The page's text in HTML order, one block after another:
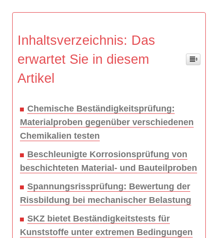
Inhaltsverzeichnis: Das
erwartet Sie in diesem
Artikel
Chemische Beständigkeitsprüfung:
Materialproben gegenüber verschiedenen
Chemikalien testen
Beschleunigte Korrosionsprüfung von
beschichteten Material- und Bauteilproben
Spannungsrissprüfung: Bewertung der
Rissbildung bei mechanischer Belastung
SKZ bietet Beständigkeitstests für
Kunststoffe unter extremen Bedingungen